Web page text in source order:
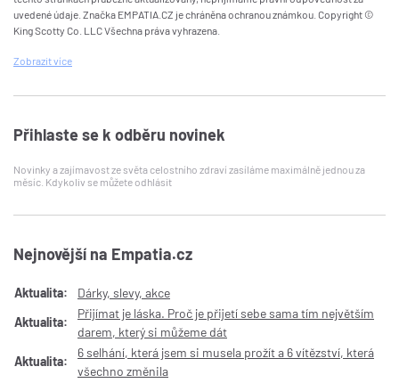
uvedené údaje. Značka EMPATIA.CZ je chráněna ochranou známkou. Copyright ©
King Scotty Co. LLC Všechna práva vyhrazena.
Zobrazitvíce
Přihlaste se k odběru novinek
Novinky a zajímavost ze světa celostního zdraví zasíláme maximálně jednou za
měsíc. Kdykoliv se můžete odhlásit
Nejnovější na Empatia.cz
Aktualita:
Dárky, slevy, akce
Aktualita:
Přijímat je láska. Proč je přijetí sebe sama tím největším
darem, který si můžeme dát
Aktualita:
6 selhání, která jsem si musela prožít a 6 vítězství, která
všechno změnila